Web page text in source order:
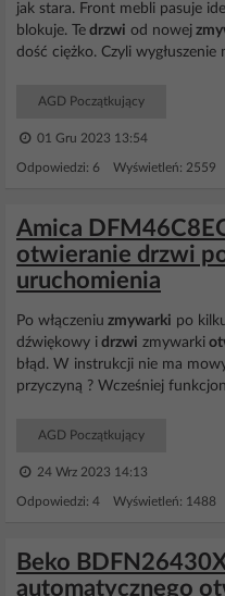
jak stara. Front mebli pasuje
blokuje. Te drzwi od nowej
dość ciężko. Czyli wygłuszenie
AGD Początkujący
01 Gru 2023 13:54
Odpowiedzi: 6 Wyświetleń: 2559
Amica
otwieranie drzwi
uruchomienia
Po włączeniu zmywarki po
dźwiękowy i drzwi zmywarki
błąd. W instrukcji nie ma
przyczyną ? Wcześniej
AGD Początkujący
24 Wrz 2023 14:13
Odpowiedzi: 4 Wyświetleń: 1488
Beko
automatycznego